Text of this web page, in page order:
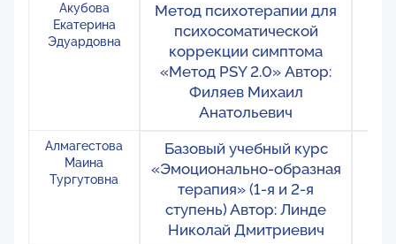
Акубова
Екатерина
Эдуардовна
Метод психотерапии для
психосоматической
коррекции симптома
«Метод PSY 2.0» Автор:
Филяев Михаил
Анатольевич
Алмагестова
Маина
Тургутовна
Базовый учебный курс
«Эмоционально-образная
терапия» (1-я и 2-я
ступень) Автор: Линде
Николай Дмитриевич